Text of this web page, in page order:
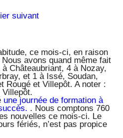
suivant
ce mois-ci, en raison
avons quand même fait
Châteaubriant, 4 à Nozay,
et 1 à Issé, Soudan,
Rougé et Villepôt. A noter :
Villepôt.
une journée de formation à
. Nous comptons 760
nouvelles ce mois-ci. Le
fériés, n’est pas propice